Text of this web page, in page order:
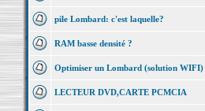
pile Lombard: c'est laquelle?
RAM basse densité ?
Optimiser un Lombard (solution WIFI)
LECTEUR DVD,CARTE PCMCIA